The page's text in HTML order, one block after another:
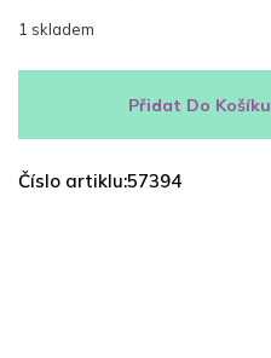
1 skladem
Přidat Do Košíku
Číslo artiklu:57394